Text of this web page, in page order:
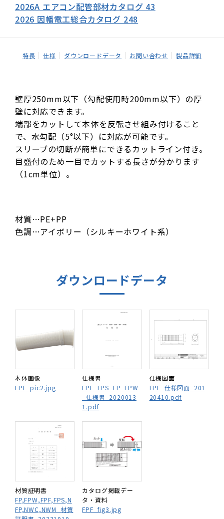
2026A エアコン配管部材カタログ 43
2026 因幡電工総合カタログ 248
特長 仕様 ダウンロードデータ お問い合わせ 製品詳細
壁厚250mm以下（勾配使用時200mm以下）の厚
壁に対応できます。
端部をカットして本体を反転させ組み付けること
で、水勾配（5°以下）に対応が可能です。
スリーブの切断が簡単にできるカットライン付き。
目盛付のため一目でカットする長さが分かります
（1cm単位）。
材質…PE+PP
色調…アイボリー（シルキーホワイト系）
ダウンロードデータ
本体画像
FPF_pic2.jpg
仕様書
FPF_FPS_FP_FPW
_仕様書_2020013
1.pdf
仕様図面
FPF_仕様図面_201
20410.pdf
材質証明書
FP,FPW,FPF,FPS,N
FP,NWC,NWM_材質
カタログ掲載デー
タ・資料
FPF_fig3.jpg